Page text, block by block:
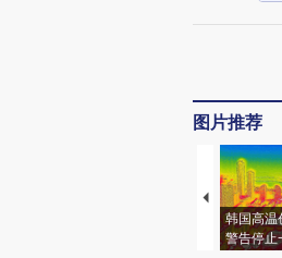
图片推荐
韩国高温
警告停止